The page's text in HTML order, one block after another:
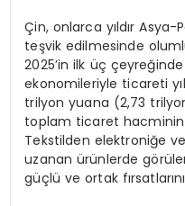
Çin, onlarca yıldır Asya-
teşvik edilmesinde
2025’in ilk üç çeyreğinde
ekonomileriyle ticareti
trilyon yuana (2,73
toplam ticaret hacminin
Tekstilden elektroniğe
uzanan ürünlerde
güçlü ve ortak